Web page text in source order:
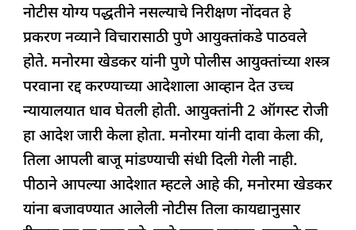
नोटीस योग्य पद्धतीने नसल्याचे निरीक्षण नोंदवत हे
प्रकरण नव्याने विचारासाठी पुणे आयुक्तांकडे पाठवले
होते. मनोरमा खेडकर यांनी पुणे पोलीस आयुक्तांच्या शस्त्र
परवाना रद्द करण्याच्या आदेशाला आव्हान देत उच्च
न्यायालयात धाव घेतली होती. आयुक्तांनी 2 ऑगस्ट रोजी
हा आदेश जारी केला होता. मनोरमा यांनी दावा केला की,
तिला आपली बाजू मांडण्याची संधी दिली गेली नाही.
पीठाने आपल्या आदेशात म्हटले आहे की, मनोरमा खेडकर
यांना बजावण्यात आलेली नोटीस तिला कायद्यानुसार